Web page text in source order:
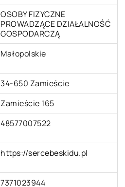
OSOBY FIZYCZNE
PROWADZĄCE DZIAŁALNOŚĆ
GOSPODARCZĄ
Małopolskie
34-650 Zamieście
Zamieście 165
48577007522
https://sercebeskidu.pl
7371023944